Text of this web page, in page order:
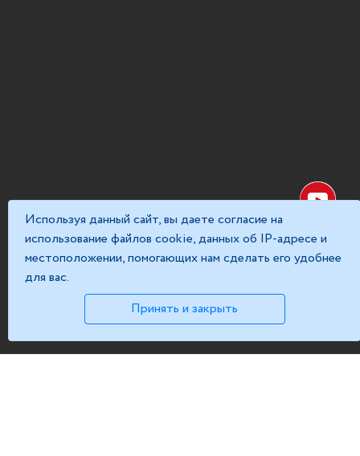
Используя данный сайт, вы даете согласие на
использование файлов cookie, данных об IP-адресе и
местоположении, помогающих нам сделать его удобнее
для вас.
Принять и закрыть